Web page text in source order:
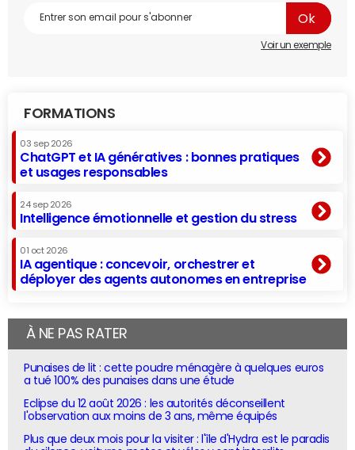
Voir un exemple
FORMATIONS
03 sep 2026
ChatGPT et IA génératives : bonnes pratiques
et usages responsables
24 sep 2026
Intelligence émotionnelle et gestion du stress
01 oct 2026
IA agentique : concevoir, orchestrer et
déployer des agents autonomes en entreprise
À NE PAS RATER
Punaises de lit : cette poudre ménagère à quelques euros
a tué 100% des punaises dans une étude
Eclipse du 12 août 2026 : les autorités déconseillent
l'observation aux moins de 3 ans, même équipés
Plus que deux mois pour la visiter : l'île d'Hydra est le paradis